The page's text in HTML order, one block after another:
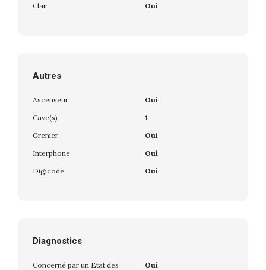
Clair
Oui
Autres
Ascenseur
Oui
Cave(s)
1
Grenier
Oui
Interphone
Oui
Digicode
Oui
Diagnostics
Concerné par un Etat des
Oui